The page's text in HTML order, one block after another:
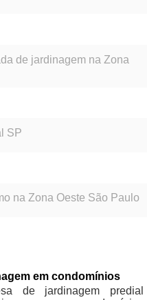
de jardinagem na Zona
SP
na Zona Oeste São Paulo
em condomínios
de jardinagem predial